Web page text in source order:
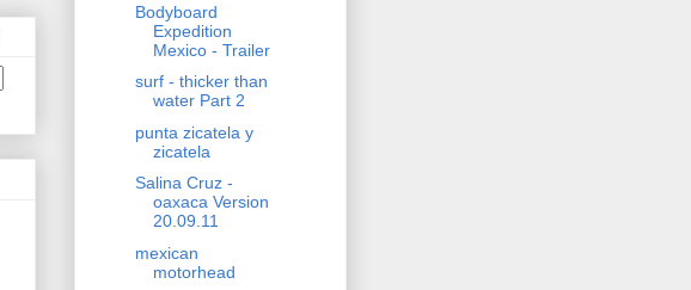
Bodyboard
Expedition
Mexico - Trailer
surf - thicker than
water Part 2
punta zicatela y
zicatela
Salina Cruz -
oaxaca Version
20.09.11
mexican
motorhead